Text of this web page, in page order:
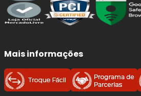
Mais informações